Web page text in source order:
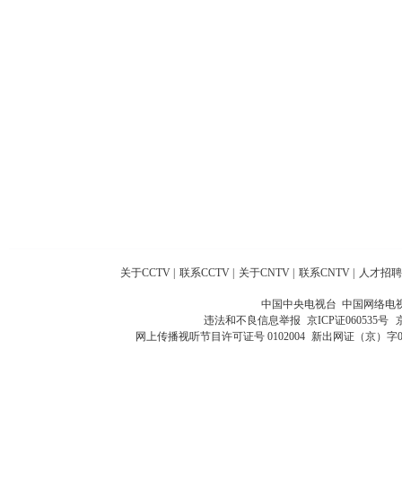
关于CCTV 联系CCTV 关于CNTV 联系CNTV 人才招聘
中国中央电视台 中国网络电
违法和不良信息举报 京ICP证060535号
网上传播视听节目许可证号 0102004 新出网证（京）